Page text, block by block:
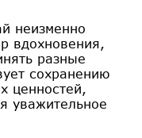
неизменно
вдохновения,
разные
сохранению
ценностей,
уважительное